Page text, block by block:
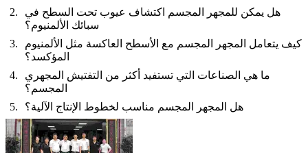
هل يمكن للمجهر المجسم اكتشاف عيوب تحت السطح في
سبائك الألمنيوم؟
كيف يتعامل المجهر المجسم مع الأسطح العاكسة مثل الألمنيوم
المؤكسد؟
ما هي الصناعات التي تستفيد أكثر من التفتيش المجهري
المجسم؟
هل المجهر المجسم مناسب لخطوط الإنتاج الآلية؟